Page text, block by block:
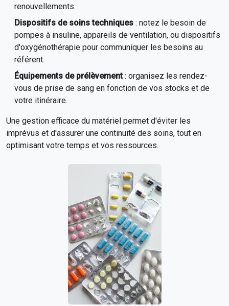
renouvellements.
Dispositifs de soins techniques : notez le besoin de
pompes à insuline, appareils de ventilation, ou dispositifs
d'oxygénothérapie pour communiquer les besoins au
référent.
Équipements de prélèvement: organisez les rendez-
vous de prise de sang en fonction de vos stocks et de
votre itinéraire.
Une gestion efficace du matériel permet d'éviter les
imprévus et d'assurer une continuité des soins, tout en
optimisant votre temps et vos ressources.